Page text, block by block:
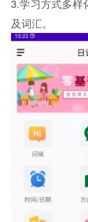
3.学习方式多样
及词汇。